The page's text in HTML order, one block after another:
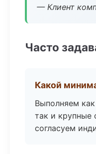
— Клиент
Часто
Какой
Выполняем
так и
согласуем